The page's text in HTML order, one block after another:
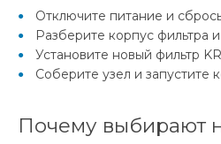
Отключите питание и
Разберите корпус фильтра
Установите новый фильтр
Соберите узел и запустите
Почему выбирают